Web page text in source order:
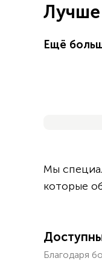
Лучше
Ещё
Мы
которые
Благодаря